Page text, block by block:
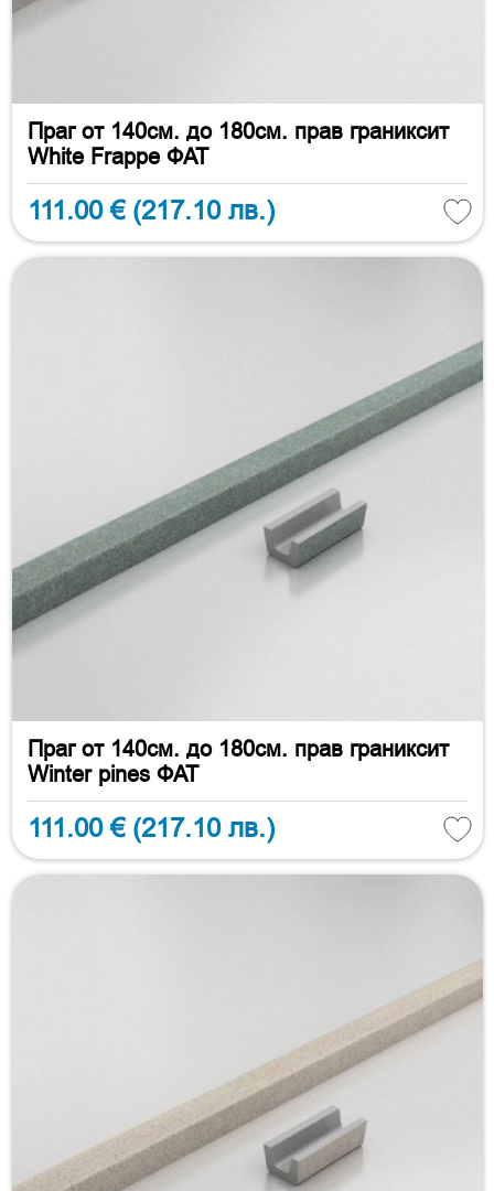
Праг от 140см. до 180см. прав граниксит
White Frappe ФАТ
111.00 € (217.10 лв.)
Праг от 140см. до 180см. прав граниксит
Winter pines ФАТ
111.00 € (217.10 лв.)